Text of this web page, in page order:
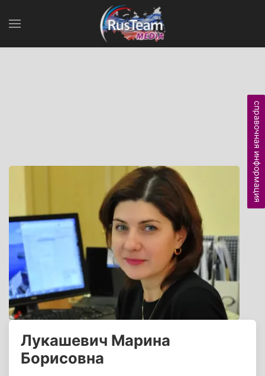
Лукашевич Марина
Борисовна
справочная информация